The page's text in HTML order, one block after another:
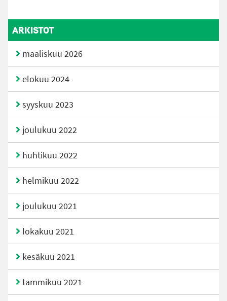
ARKISTOT
maaliskuu 2026
elokuu 2024
syyskuu 2023
joulukuu 2022
huhtikuu 2022
helmikuu 2022
joulukuu 2021
lokakuu 2021
kesäkuu 2021
tammikuu 2021